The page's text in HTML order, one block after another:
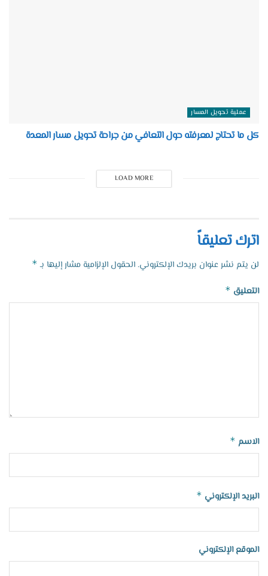
عملية تحويل المسار
كل ما تحتاج لمعرفته حول التعافي من جراحة تحويل مسار المعدة
LOAD MORE
اترك تعليقاً
لن يتم نشر عنوان بريدك الإلكتروني.الحقول الإلزامية مشار إليها بـ *
التعليق *
الاسم *
البريد الإلكتروني *
الموقع الإلكتروني